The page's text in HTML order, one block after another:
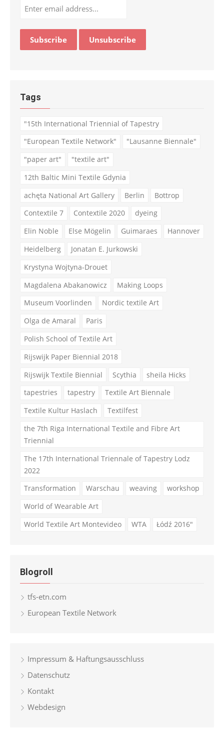
Tags
"15th International Triennial of Tapestry
"European Textile Network"
"Lausanne Biennale"
"paper art"
"textile art"
12th Baltic Mini Textile Gdynia
achęta National Art Gallery
Berlin
Bottrop
Contextile 7
Contextile 2020
dyeing
Elin Noble
Else Mögelin Guimaraes
Hannover
Heidelberg
Jonatan E. Jurkowski
Krystyna Wojtyna-Drouet
Magdalena Abakanowicz
Making Loops
Museum Voorlinden
Nordic textile Art
Olga de Amaral
Paris
Polish School of Textile Art
Rijswijk Paper Biennial 2018
Rijswijk Textile Biennial
Scythia
sheila Hicks
tapestries
tapestry
Textile Art Biennale
Textile Kultur Haslach
Textilfest
the 7th Riga International Textile and Fibre Art
Triennial
The 17th International Triennale of Tapestry Lodz
2022
Transformation
Warschau weaving
workshop
World of Wearable Art
World Textile Art Montevideo
WTA Łódź 2016"
Blogroll
tfs-etn.com
European Textile Network
Impressum & Haftungsausschluss
Datenschutz
Kontakt
Webdesign